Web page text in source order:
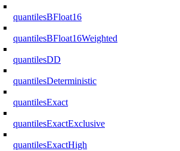
quantilesBFloat16
quantilesBFloat16Weighted
quantilesDD
quantilesDeterministic
quantilesExact
quantilesExactExclusive
quantilesExactHigh